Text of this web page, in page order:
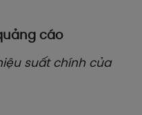
cáo
suất chính của